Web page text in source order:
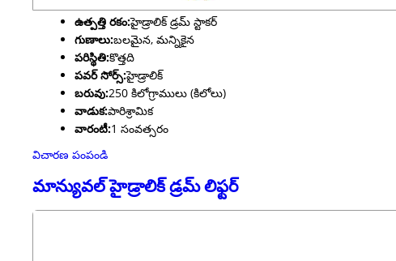
ఉత్పత్తి రకం:హైడ్రాలిక్ డ్రమ్ స్టాకర్
గుణాలు:బలమైన, మన్నికైన
పరిస్థితి:కొత్తది
పవర్ సోర్స్:హైడ్రాలిక్
బరువు:250 కిలోగ్రాములు (కిలోలు)
వాడుక:పారిశ్రామిక
వారంటీ:1 సంవత్సరం
విచారణ పంపండి
మాన్యువల్ హైడ్రాలిక్ డ్రమ్ లిఫ్టర్